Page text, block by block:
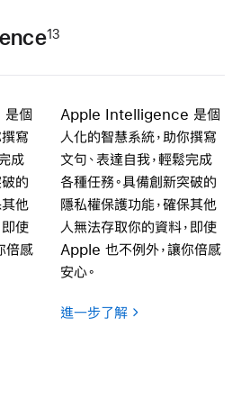
13
個
寫
成
的
其他
即使
倍感
Apple Intelligence 是個
人化的智慧系統，助你撰寫
文句、表達自我，輕鬆完成
各種任務。具備創新突破的
隱私權保護功能，確保其他
人無法存取你的資料，即使
Apple 也不例外，讓你倍感
安心。
進一步了解